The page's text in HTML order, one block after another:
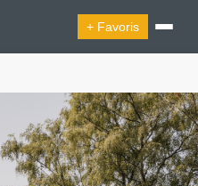
+ Favoris
ℹ︎ À propos
Decoration Noël